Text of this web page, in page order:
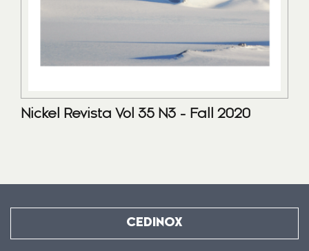
Nickel Revista Vol 35 N3 - Fall 2020
CEDINOX